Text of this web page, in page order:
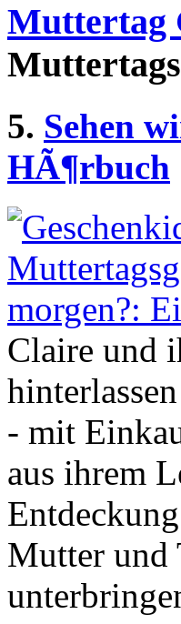
Muttertag
5. Sehen
HÃ¶rbuch
Claire und
- mit
aus ihrem
Mutter und